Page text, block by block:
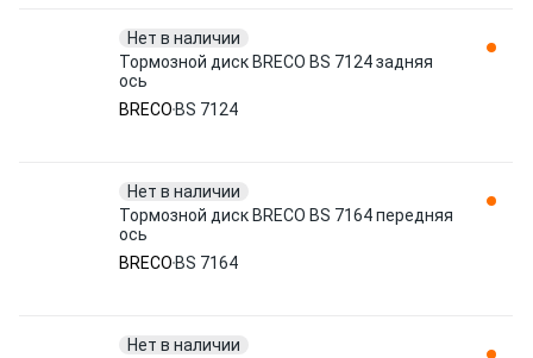
Нет в наличии
Тормозной диск BRECO BS 7124 задняя
ось
BRECO BS 7124
Нет в наличии
Тормозной диск BRECO BS 7164 передняя
ось
BRECO BS 7164
Нет в наличии